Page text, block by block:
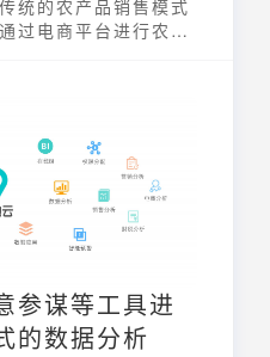
统的农产品销售模式
过电商平台进行农产
、增加农民收入方面
。
参谋等工具进
的数据分析